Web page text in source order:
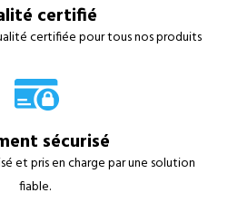
certifié
certifiée pour tous nos produits
sécurisé
et pris en charge par une solution
fiable.